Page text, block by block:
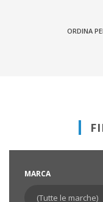
ORDINA
MARCA